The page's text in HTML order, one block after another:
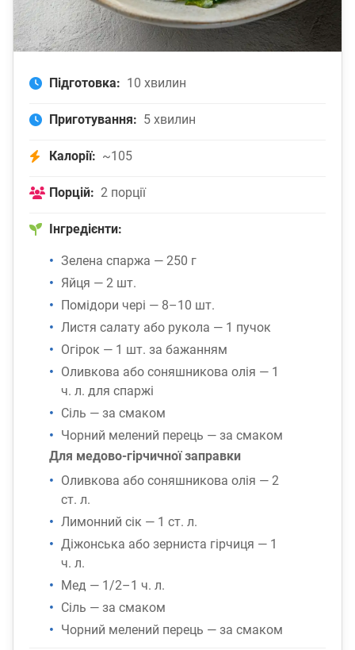
Підготовка: 10 хвилин
Приготування: 5 хвилин
Калорії: ~105
Порцій: 2 порції
Інгредієнти:
Зелена спаржа — 250 г
Яйця — 2 шт.
Помідори чері — 8–10 шт.
Листя салату або рукола — 1 пучок
Огірок — 1 шт. за бажанням
Оливкова або соняшникова олія — 1
ч. л. для спаржі
Сіль — за смаком
Чорний мелений перець — за смаком
Для медово-гірчичної заправки
Оливкова або соняшникова олія — 2
ст. л.
Лимонний сік — 1 ст. л.
Діжонська або зерниста гірчиця — 1
ч. л.
Мед — 1/2–1 ч. л.
Сіль — за смаком
Чорний мелений перець — за смаком